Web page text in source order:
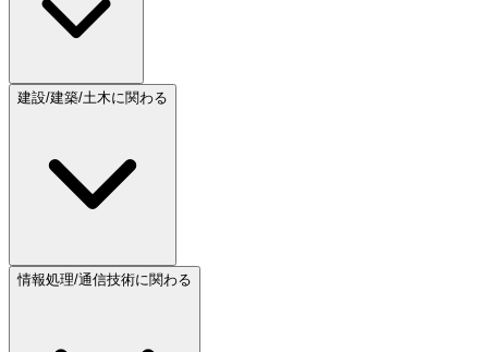
建設/建築/土木に関わる
情報処理/通信技術に関わる